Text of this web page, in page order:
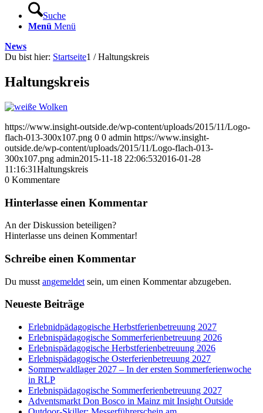
Suche
Menü Menü
News
Du bist hier: Startseite1 / Haltungskreis
Haltungskreis
https://www.insight-outside.de/wp-content/uploads/2015/11/Logo-
flach-013-300x107.png 0 0 admin https://www.insight-
outside.de/wp-content/uploads/2015/11/Logo-flach-013-
300x107.png admin2015-11-18 22:06:532016-01-28
11:16:31Haltungskreis
0 Kommentare
Hinterlasse einen Kommentar
An der Diskussion beteiligen?
Hinterlasse uns deinen Kommentar!
Schreibe einen Kommentar
Du musst angemeldet sein, um einen Kommentar abzugeben.
Neueste Beiträge
Erlebnidpädagogische Herbstferienbetreuung 2027
Erlebnispädagogische Sommerferienbetreuung 2026
Erlebnispädagogische Herbstferienbetreuung 2026
Erlebnispädagogische Osterferienbetreuung 2027
Sommerwaldlager 2027 – In der ersten Sommerferienwoche
in RLP
Erlebnispädagogische Sommerferienbetreuung 2027
Adventsmarkt Don Bosco in Mainz mit Insight Outside